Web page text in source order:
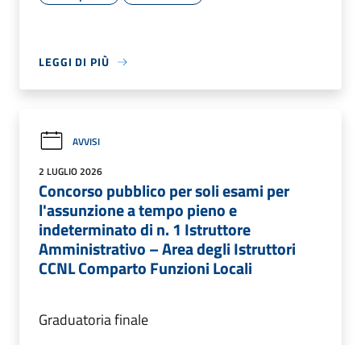
LEGGI DI PIÙ
AVVISI
2 LUGLIO 2026
Concorso pubblico per soli esami per
l'assunzione a tempo pieno e
indeterminato di n. 1 Istruttore
Amministrativo – Area degli Istruttori
CCNL Comparto Funzioni Locali
Graduatoria finale